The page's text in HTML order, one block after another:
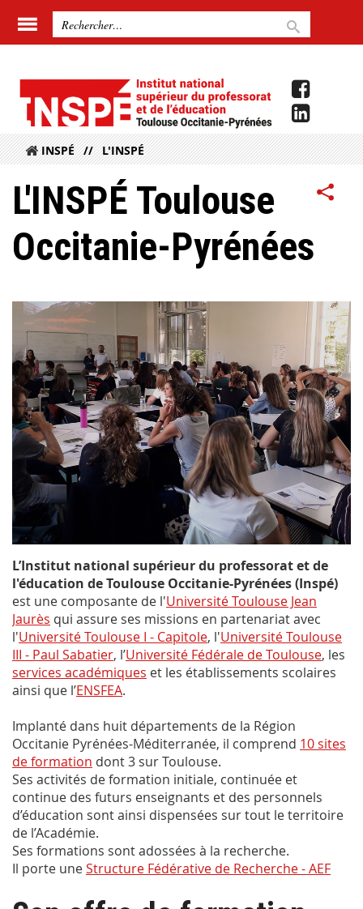
INSPÉ L'INSPÉ
L'INSPÉ Toulouse
Occitanie-Pyrénées
L’Institut national supérieur du professorat et de
l'éducation de Toulouse Occitanie-Pyrénées (Inspé)
est une composante de l'Université Toulouse Jean
Jaurès qui assure ses missions en partenariat avec
l'Université Toulouse I - Capitole, l'Université Toulouse
III - Paul Sabatier, l’Université Fédérale de Toulouse, les
services académiques et les établissements scolaires
ainsi que l’ENSFEA.
Implanté dans huit départements de la Région
Occitanie Pyrénées-Méditerranée, il comprend 10 sites
de formation dont 3 sur Toulouse.
Ses activités de formation initiale, continuée et
continue des futurs enseignants et des personnels
d’éducation sont ainsi dispensées sur tout le territoire
de l’Académie.
Ses formations sont adossées à la recherche.
Il porte uneStructure Fédérative de Recherche - AEF